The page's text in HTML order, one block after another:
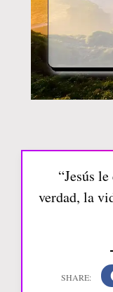
“Jesús
verdad, la